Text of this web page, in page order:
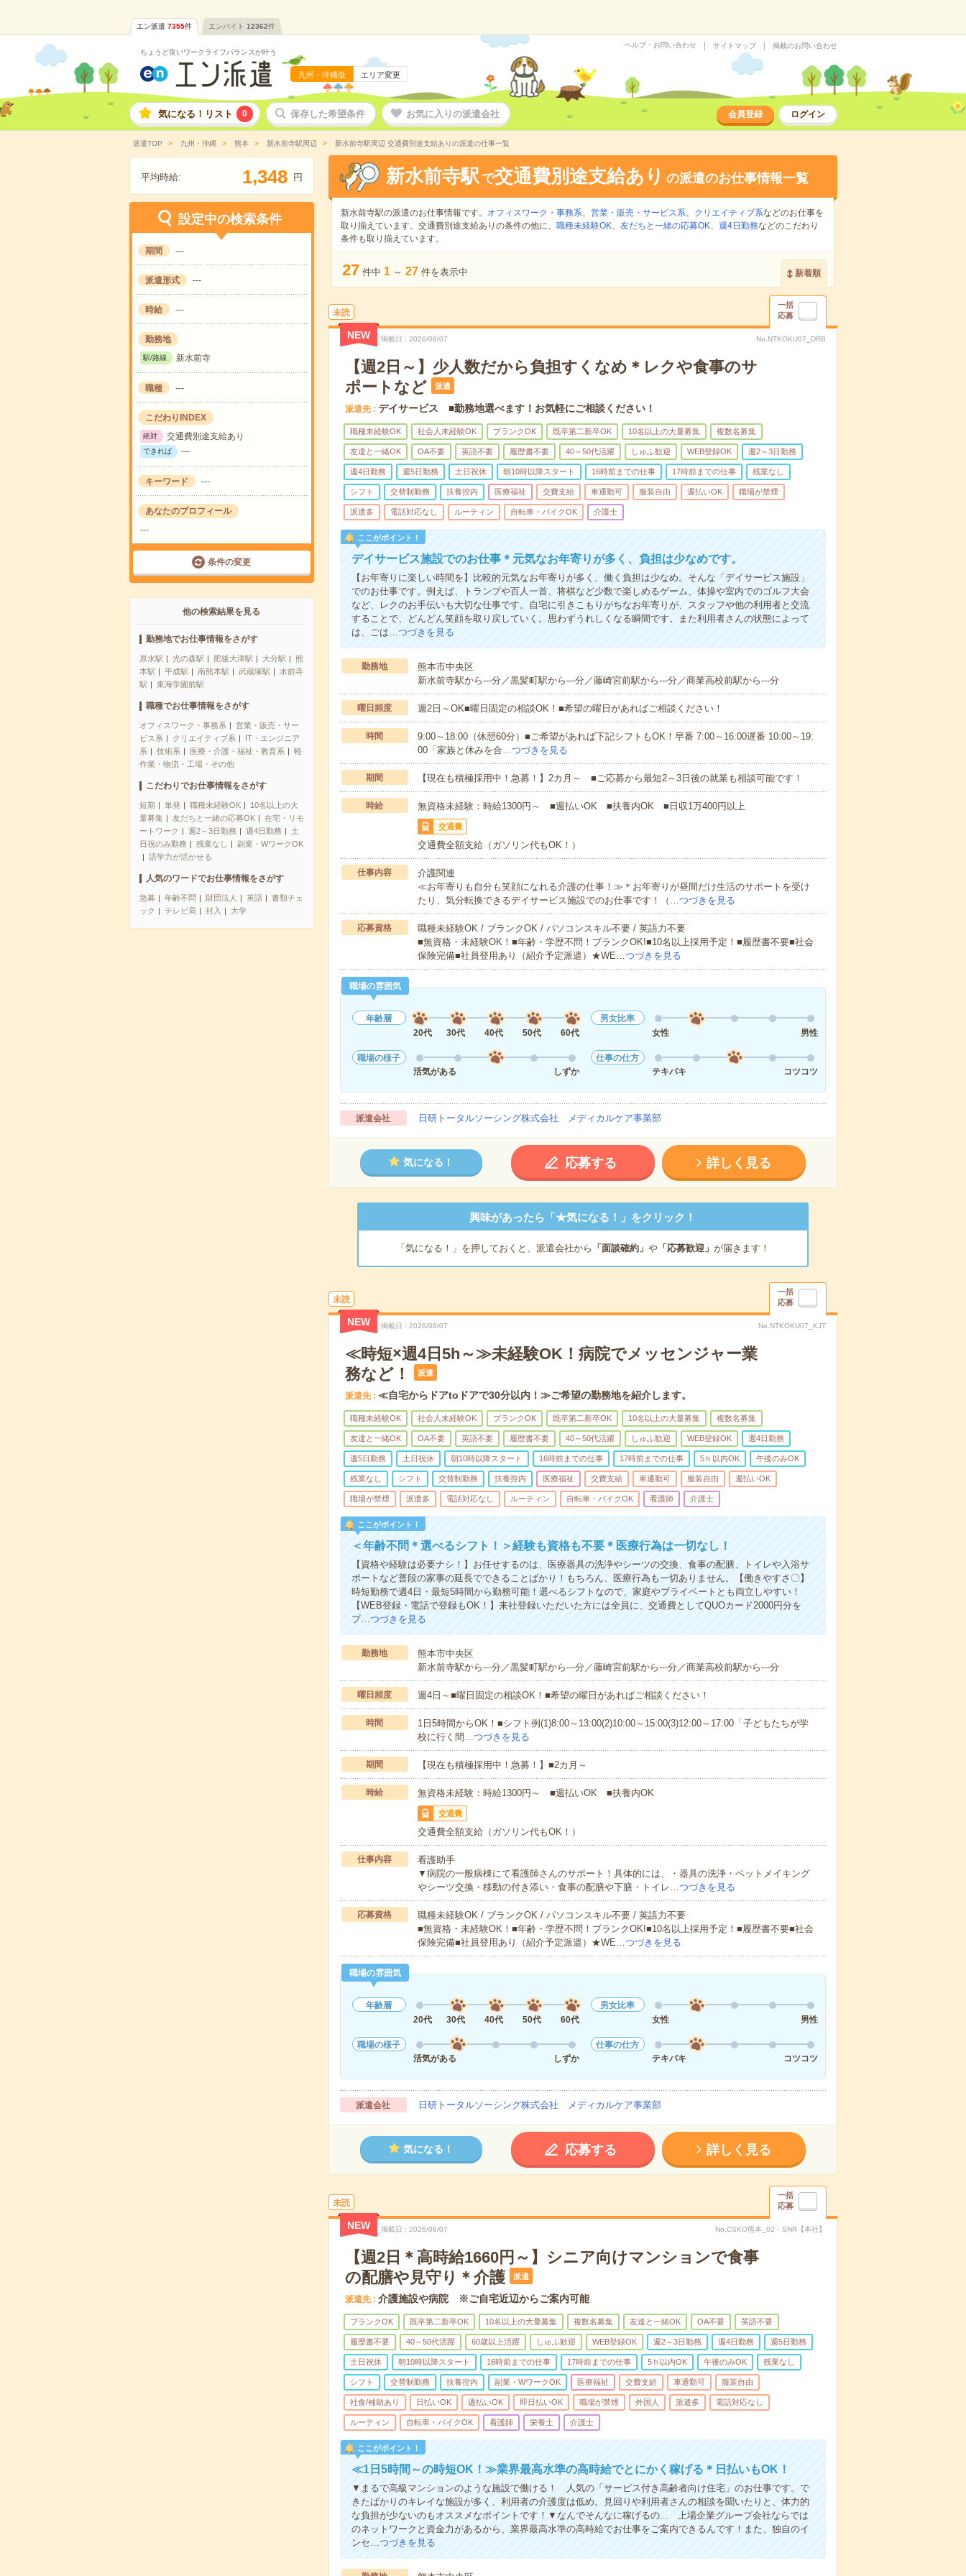
エン派遣 7355件 エンバイト 12362件
ちょうど良いワークライフバランスが叶う
九州・沖縄版 エリア変更
ヘルプ・お問い合わせ サイトマップ 掲載のお問い合わせ
気になる！リスト 0 保存した希望条件 お気に入りの派遣会社 会員登録 ログイン
派遣TOP 九州・沖縄 熊本 新水前寺駅周辺 新水前寺駅周辺 交通費別途支給ありの派遣の仕事一覧
平均時給: 1,348 円
設定中の検索条件
期間 ---
派遣形式 ---
時給 ---
勤務地
駅/路線 新水前寺
職種 ---
こだわりINDEX
絶対 交通費別途支給あり
できれば ---
キーワード ---
あなたのプロフィール
---
条件の変更
他の検索結果を見る
勤務地でお仕事情報をさがす
原水駅 光の森駅 肥後大津駅 大分駅
熊
本駅
平成駅 南熊本駅 武蔵塚駅
水前寺
駅
東海学園前駅
職種でお仕事情報をさがす
オフィスワーク・事務系
営業・販売・サー
ビス系
クリエイティブ系
IT・エンジニア
系
技術系 医療・介護・福祉・教育系
軽
作業・物流・工場・その他
こだわりでお仕事情報をさがす
短期 単発 職種未経験OK
10名以上の大
量募集
友だちと一緒の応募OK
在宅・リモ
ートワーク
週2～3日勤務 週4日勤務
土
日祝のみ勤務
残業なし
副業・WワークOK
語学力が活かせる
人気のワードでお仕事情報をさがす
急募 年齢不問 財団法人 英語
書類チェ
ック
テレビ局 封入 大学
新水前寺駅 で交通費別途支給あり の派遣のお仕事情報一覧
新水前寺駅の派遣のお仕事情報です。 オフィスワーク・事務系、 営業・販売・サービス系、 クリエイティブ系などのお仕事を
取り揃えています。交通費別途支給ありの条件の他に、 職種未経験OK、 友だちと一緒の応募OK、 週4日勤務などのこだわり
条件も取り揃えています。
27 件中 1 ～ 27 件を表示中 新着順
未読
一括
応募
NEW 掲載日 2026/08/07 No.NTKOKU07_DRB
【週2日～】少人数だから負担すくなめ＊レクや食事のサ
ポートなど
派遣
派遣先 デイサービス ■勤務地選べます！お気軽にご相談ください！
職種未経験OK 社会人未経験OK ブランクOK 既卒第二新卒OK 10名以上の大量募集 複数名募集
友達と一緒OK OA不要 英語不要 履歴書不要 40～50代活躍 しゅふ歓迎 WEB登録OK 週2～3日勤務
週4日勤務 週5日勤務 土日祝休 朝10時以降スタート 16時前までの仕事 17時前までの仕事 残業なし
シフト 交替制勤務 扶養控内 医療福祉 交費支給 車通勤可 服装自由 週払いOK 職場が禁煙
派遣多 電話対応なし ルーティン 自転車・バイクOK 介護士
ここがポイント！
デイサービス施設でのお仕事＊元気なお年寄りが多く、負担は少なめです。
【お年寄りに楽しい時間を】比較的元気なお年寄りが多く、働く負担は少なめ。そんな「デイサービス施設」
でのお仕事です。例えば、トランプや百人一首、将棋など少数で楽しめるゲーム、体操や室内でのゴルフ大会
など、レクのお手伝いも大切な仕事です。自宅に引きこもりがちなお年寄りが、スタッフや他の利用者と交流
することで、どんどん笑顔を取り戻していく。思わずうれしくなる瞬間です。また利用者さんの状態によって
は、ごは…つづきを見る
勤務地
熊本市中央区
新水前寺駅から---分／黒髪町駅から---分／藤崎宮前駅から---分／商業高校前駅から---分
曜日頻度 週2日～OK■曜日固定の相談OK！■希望の曜日があればご相談ください！
時間
9:00～18:00（休憩60分）■ご希望があれば下記シフトもOK！早番 7:00～16:00遅番 10:00～19:
00「家族と休みを合…つづきを見る
期間 【現在も積極採用中！急募！】2カ月～ ■ご応募から最短2～3日後の就業も相談可能です！
時給 無資格未経験：時給1300円～ ■週払いOK ■扶養内OK ■日収1万400円以上
交通費
交通費全額支給（ガソリン代もOK！）
仕事内容
介護関連
≪お年寄りも自分も笑顔になれる介護の仕事！≫＊お年寄りが昼間だけ生活のサポートを受け
たり、気分転換できるデイサービス施設でのお仕事です！（…つづきを見る
応募資格
職種未経験OK / ブランクOK / パソコンスキル不要 / 英語力不要
■無資格・未経験OK！■年齢・学歴不問！ブランクOK!■10名以上採用予定！■履歴書不要■社会
保険完備■社員登用あり（紹介予定派遣）★WE…つづきを見る
職場の雰囲気
年齢層
20代
30代 40代 50代 60代
男女比率
女性
男性
職場の様子
活気がある
しずか
仕事の仕方
テキパキ
コツコツ
派遣会社 日研トータルソーシング株式会社 メディカルケア事業部
気になる！ 応募する 詳しく見る
興味があったら「★気になる！」をクリック！
「気になる！」を押しておくと、派遣会社から 「面談確約」 や「応募歓迎」 が届きます！
未読
一括
応募
NEW 掲載日 2026/08/07 No.NTKOKU07_KJT
≪時短×週4日5h～≫未経験OK！病院でメッセンジャー業
務など！
派遣
派遣先 ≪自宅からドアtoドアで30分以内！≫ご希望の勤務地を紹介します。
職種未経験OK 社会人未経験OK ブランクOK 既卒第二新卒OK 10名以上の大量募集 複数名募集
友達と一緒OK OA不要 英語不要 履歴書不要 40～50代活躍 しゅふ歓迎 WEB登録OK 週4日勤務
週5日勤務 土日祝休 朝10時以降スタート 16時前までの仕事 17時前までの仕事 5ｈ以内OK 午後のみOK
残業なし シフト 交替制勤務 扶養控内 医療福祉 交費支給 車通勤可 服装自由 週払いOK
職場が禁煙 派遣多 電話対応なし ルーティン 自転車・バイクOK 看護師 介護士
ここがポイント！
＜年齢不問＊選べるシフト！＞経験も資格も不要＊医療行為は一切なし！
【資格や経験は必要ナシ！】お任せするのは、医療器具の洗浄やシーツの交換、食事の配膳、トイレや入浴サ
ポートなど普段の家事の延長でできることばかり！もちろん、医療行為も一切ありません。【働きやすさ〇】
時短勤務で週4日・最短5時間から勤務可能！選べるシフトなので、家庭やプライベートとも両立しやすい！
【WEB登録・電話で登録もOK！】来社登録いただいた方には全員に、交通費としてQUOカード2000円分を
プ…つづきを見る
勤務地
熊本市中央区
新水前寺駅から---分／黒髪町駅から---分／藤崎宮前駅から---分／商業高校前駅から---分
曜日頻度 週4日～■曜日固定の相談OK！■希望の曜日があればご相談ください！
時間
1日5時間からOK！■シフト例(1)8:00～13:00(2)10:00～15:00(3)12:00～17:00「子どもたちが学
校に行く間…つづきを見る
期間 【現在も積極採用中！急募！】■2カ月～
時給 無資格未経験：時給1300円～ ■週払いOK ■扶養内OK
交通費
交通費全額支給（ガソリン代もOK！）
仕事内容
看護助手
▼病院の一般病棟にて看護師さんのサポート！具体的には、・器具の洗浄・ベットメイキング
やシーツ交換・移動の付き添い・食事の配膳や下膳・トイレ…つづきを見る
応募資格
職種未経験OK / ブランクOK / パソコンスキル不要 / 英語力不要
■無資格・未経験OK！■年齢・学歴不問！ブランクOK!■10名以上採用予定！■履歴書不要■社会
保険完備■社員登用あり（紹介予定派遣）★WE…つづきを見る
職場の雰囲気
年齢層
20代
30代 40代 50代 60代
男女比率
女性
男性
職場の様子
活気がある
しずか
仕事の仕方
テキパキ
コツコツ
派遣会社 日研トータルソーシング株式会社 メディカルケア事業部
気になる！ 応募する 詳しく見る
未読
一括
応募
NEW 掲載日 2026/08/07 No.CSKO熊本_02・SNR【本社】
【週2日＊高時給1660円～】シニア向けマンションで食事
の配膳や見守り＊介護
派遣
派遣先 介護施設や病院 ※ご自宅近辺からご案内可能
ブランクOK 既卒第二新卒OK 10名以上の大量募集 複数名募集 友達と一緒OK OA不要 英語不要
履歴書不要 40～50代活躍 60歳以上活躍 しゅふ歓迎 WEB登録OK 週2～3日勤務 週4日勤務 週5日勤務
土日祝休 朝10時以降スタート 16時前までの仕事 17時前までの仕事 5ｈ以内OK 午後のみOK 残業なし
シフト 交替制勤務 扶養控内 副業・WワークOK 医療福祉 交費支給 車通勤可 服装自由
社食/補助あり 日払いOK 週払いOK 即日払いOK 職場が禁煙 外国人 派遣多 電話対応なし
ルーティン 自転車・バイクOK 看護師 栄養士 介護士
ここがポイント！
≪1日5時間～の時短OK！≫業界最高水準の高時給でとにかく稼げる＊日払いもOK！
▼まるで高級マンションのような施設で働ける！ 人気の「サービス付き高齢者向け住宅」のお仕事です。で
きたばかりのキレイな施設が多く、利用者の介護度は低め。見回りや利用者さんの相談を聞いたりと、体力的
な負担が少ないのもオススメなポイントです！▼なんでそんなに稼げるの... 上場企業グループ会社ならでは
のネットワークと資金力があるから、業界最高水準の高時給でお仕事をご案内できるんです！また、独自のイ
ンセ…つづきを見る